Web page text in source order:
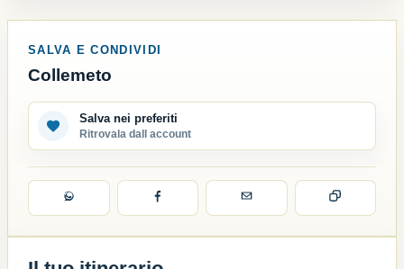
SALVA E CONDIVIDI
Collemeto
Salva nei preferiti
Ritrovala dall account